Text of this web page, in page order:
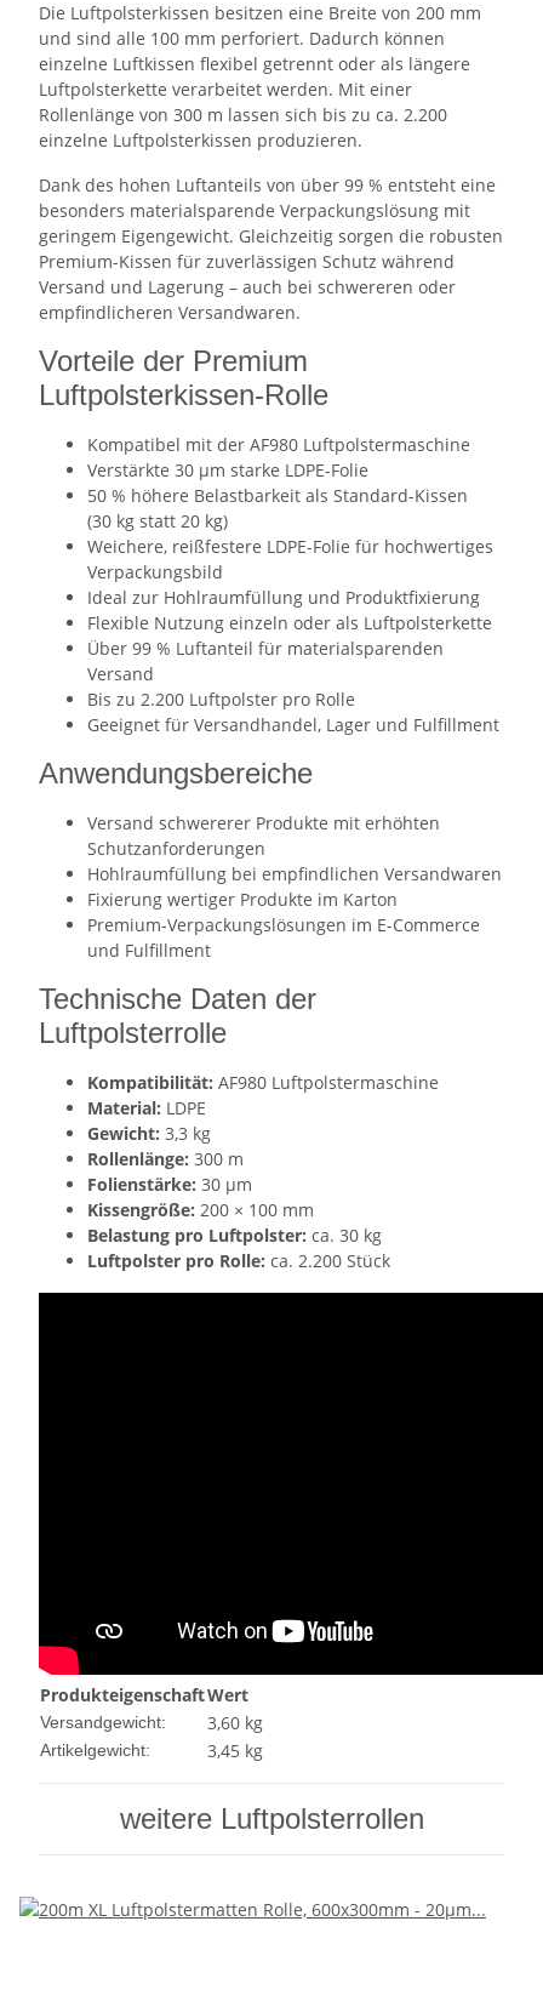
Die Luftpolsterkissen besitzen eine Breite von 200 mm
und sind alle 100 mm perforiert. Dadurch können
einzelne Luftkissen flexibel getrennt oder als längere
Luftpolsterkette verarbeitet werden. Mit einer
Rollenlänge von 300 m lassen sich bis zu ca. 2.200
einzelne Luftpolsterkissen produzieren.
Dank des hohen Luftanteils von über 99 % entsteht eine
besonders materialsparende Verpackungslösung mit
geringem Eigengewicht. Gleichzeitig sorgen die robusten
Premium-Kissen für zuverlässigen Schutz während
Versand und Lagerung – auch bei schwereren oder
empfindlicheren Versandwaren.
Vorteile der Premium
Luftpolsterkissen-Rolle
Kompatibel mit der AF980 Luftpolstermaschine
Verstärkte 30 µm starke LDPE-Folie
50 % höhere Belastbarkeit als Standard-Kissen
(30 kg statt 20 kg)
Weichere, reißfestere LDPE-Folie für hochwertiges
Verpackungsbild
Ideal zur Hohlraumfüllung und Produktfixierung
Flexible Nutzung einzeln oder als Luftpolsterkette
Über 99 % Luftanteil für materialsparenden
Versand
Bis zu 2.200 Luftpolster pro Rolle
Geeignet für Versandhandel, Lager und Fulfillment
Anwendungsbereiche
Versand schwererer Produkte mit erhöhten
Schutzanforderungen
Hohlraumfüllung bei empfindlichen Versandwaren
Fixierung wertiger Produkte im Karton
Premium-Verpackungslösungen im E-Commerce
und Fulfillment
Technische Daten der
Luftpolsterrolle
Kompatibilität: AF980 Luftpolstermaschine
Material: LDPE
Gewicht: 3,3 kg
Rollenlänge: 300 m
Folienstärke: 30 µm
Kissengröße: 200 × 100 mm
Belastung pro Luftpolster: ca. 30 kg
Luftpolster pro Rolle: ca. 2.200 Stück
ProdukteigenschaftWert
Versandgewicht: 3,60 kg
Artikelgewicht: 3,45 kg
weitere Luftpolsterrollen